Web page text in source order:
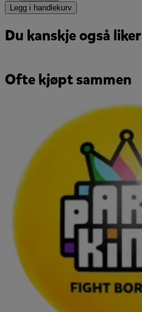
Legg i handlekurv
Du kanskje også liker
Ofte kjøpt sammen